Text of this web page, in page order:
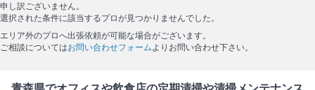
申し訳ございません。
選択された条件に該当するプロが見つかりませんでした。
エリア外のプロへ出張依頼が可能な場合がございます。
ご相談についてはお問い合わせフォーム よりお問い合わせ下さい。